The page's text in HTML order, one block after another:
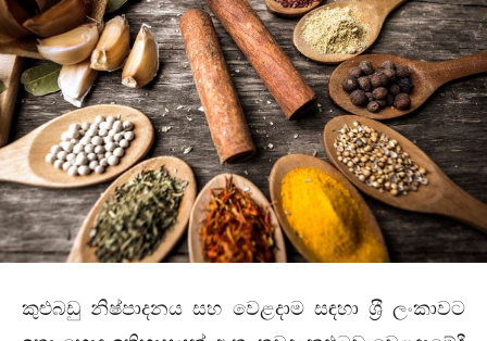
කුළුබඩු නිෂ්පාදනය සහ වෙළදාම සඳහා ශ‍්‍රී ලංකාවට